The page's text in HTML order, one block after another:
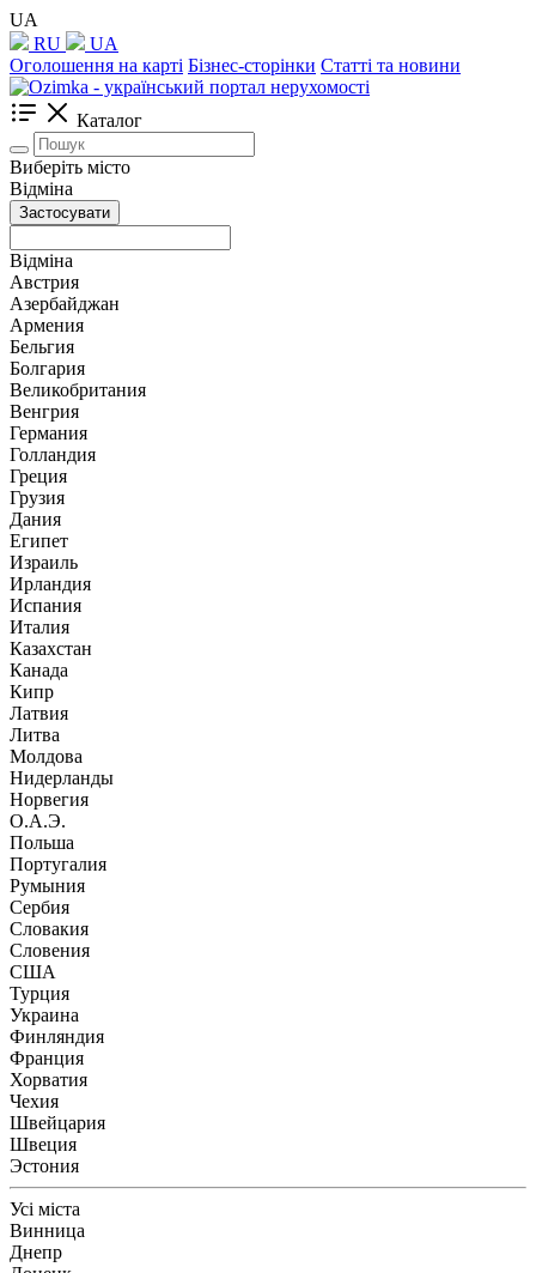
UA
RU
UA
Оголошення на карті Бізнес-сторінки Статті та новини
Каталог
Виберіть місто
Відміна
Застосувати
Відміна
Австрия
Азербайджан
Армения
Бельгия
Болгария
Великобритания
Венгрия
Германия
Голландия
Греция
Грузия
Дания
Египет
Израиль
Ирландия
Испания
Италия
Казахстан
Канада
Кипр
Латвия
Литва
Молдова
Нидерланды
Норвегия
О.А.Э.
Польша
Португалия
Румыния
Сербия
Словакия
Словения
США
Турция
Украина
Финляндия
Франция
Хорватия
Чехия
Швейцария
Швеция
Эстония
Усі міста
Винница
Днепр